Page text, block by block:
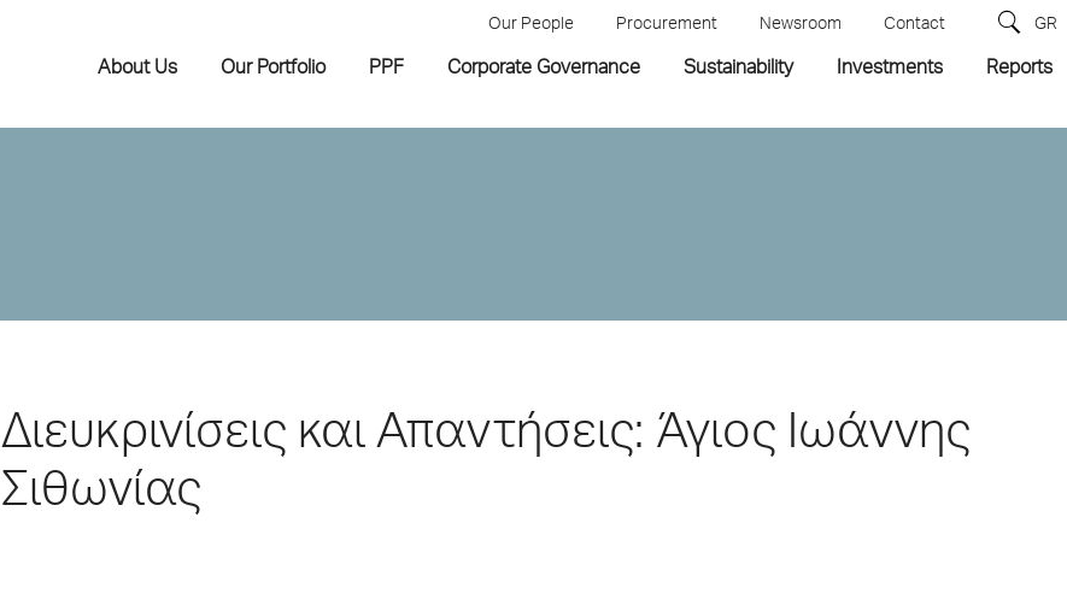
Our People Procurement Newsroom Contact GR
About Us Our Portfolio PPF Corporate Governance Sustainability Investments Reports
Διευκρινίσεις και Απαντήσεις: Άγιος Ιωάννης
Σιθωνίας